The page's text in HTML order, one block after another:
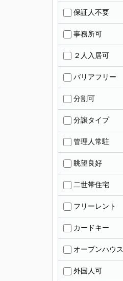
保証人不要
事務所可
２人入居可
バリアフリー
分割可
分譲タイプ
管理人常駐
眺望良好
二世帯住宅
フリーレント
カードキー
オープンハウス
外国人可